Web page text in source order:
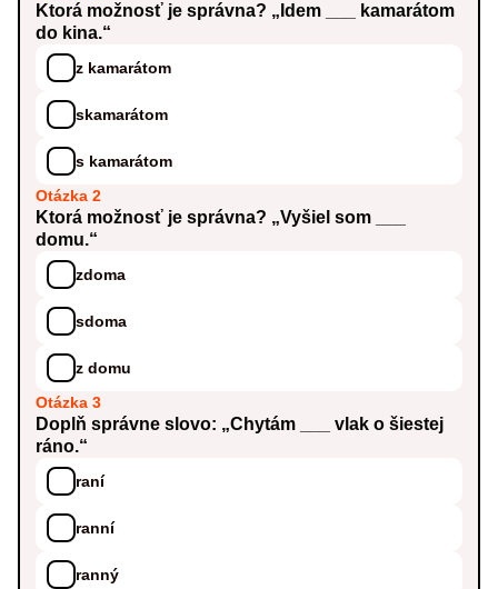
Ktorá možnosť je správna? „Idem ___ kamarátom
do kina.“
z kamarátom
skamarátom
s kamarátom
Otázka 2
Ktorá možnosť je správna? „Vyšiel som ___
domu.“
zdoma
sdoma
z domu
Otázka 3
Doplň správne slovo: „Chytám ___ vlak o šiestej
ráno.“
raní
ranní
ranný